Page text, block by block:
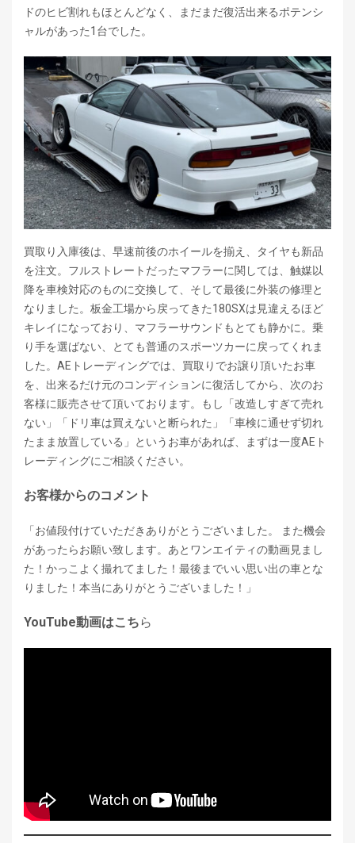
ドのヒビ割れもほとんどなく、まだまだ復活出来るポテンシ
ャルがあった1台でした。
買取り入庫後は、早速前後のホイールを揃え、タイヤも新品
を注文。フルストレートだったマフラーに関しては、触媒以
降を車検対応のものに交換して、そして最後に外装の修理と
なりました。板金工場から戻ってきた180SXは見違えるほど
キレイになっており、マフラーサウンドもとても静かに。乗
り手を選ばない、とても普通のスポーツカーに戻ってくれま
した。AEトレーディングでは、買取りでお譲り頂いたお車
を、出来るだけ元のコンディションに復活してから、次のお
客様に販売させて頂いております。もし「改造しすぎて売れ
ない」「ドリ車は買えないと断られた」「車検に通せず切れ
たまま放置している」というお車があれば、まずは一度AEト
レーディングにご相談ください。
お客様からのコメント
「お値段付けていただきありがとうございました。 また機会
があったらお願い致します。あとワンエイティの動画見まし
た！かっこよく撮れてました！最後までいい思い出の車とな
りました！本当にありがとうございました！」
YouTube動画はこちら